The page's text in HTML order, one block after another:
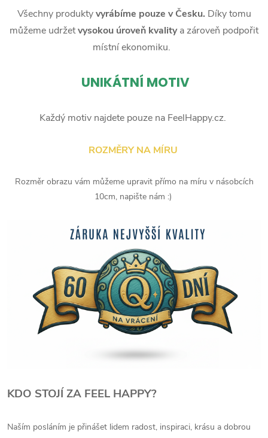
Všechny produktyvyrábíme pouze v Česku. Díky tomu
můžeme udržetvysokou úroveň kvalitya zároveň podpořit
místní ekonomiku.
UNIKÁTNÍ MOTIV
Každý motiv najdete pouze na FeelHappy.cz.
ROZMĚRY NA MÍRU
Rozměr obrazu vám můžeme upravit přímo na míru v násobcích
10cm, napište nám :)
KDO STOJÍ ZA FEEL HAPPY?
Naším posláním je přinášet lidem radost, inspiraci, krásu a dobrou